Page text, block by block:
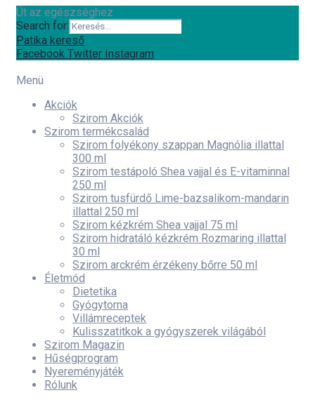
Út az egészséghez
Search for:
Patika kereső
Facebook Twitter Instagram
Menü
Akciók
Szirom Akciók
Szirom termékcsalád
Szirom folyékony szappan Magnólia illattal
300 ml
Szirom testápoló Shea vajjal és E-vitaminnal
250 ml
Szirom tusfürdő Lime-bazsalikom-mandarin
illattal 250 ml
Szirom kézkrém Shea vajjal 75 ml
Szirom hidratáló kézkrém Rozmaring illattal
30 ml
Szirom arckrém érzékeny bőrre 50 ml
Életmód
Dietetika
Gyógytorna
Villámreceptek
Kulisszatitkok a gyógyszerek világából
Szirom Magazin
Hűségprogram
Nyereményjáték
Rólunk